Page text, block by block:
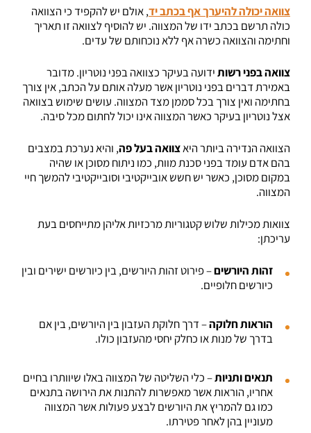
צוואה יכולה להיערך אף בכתב יד, אולם יש להקפיד כי הצוואה
כולה תרשם בכתב ידו של המצווה. יש להוסיף לצוואה זו תאריך
וחתימה והצוואה כשרה אף ללא נוכחותם של עדים.
צוואה בפני רשותידועה בעיקר כצוואה בפני נוטריון. מדובר
באמירת דברים בפני נוטריון אשר מעלה אותם על הכתב, אין צורך
בחתימה ואין צורך בכל סממן מצד המצווה. עושים שימוש בצוואה
אצל נוטריון בעיקר כאשר המצווה אינו יכול לחתום מכל סיבה.
הצוואה הנדירה ביותר היאצוואה בעל פה, והיא נערכת במצבים
בהם אדם עומד בפני סכנת מוות, כמו ניתוח מסוכן או שהיה
במקום מסוכן, כאשר יש חשש אובייקטיבי וסובייקטיבי להמשך חיי
המצווה.
צוואות מכילות שלוש קטגוריות מרכזיות אליהן מתייחסים בעת
עריכתן:
זהות היורשים– פירוט זהות היורשים, בין כיורשים ישירים ובין
כיורשים חלופיים.
הוראות חלוקה– דרך חלוקת העזבון בין היורשים, בין אם
בדרך של מנות או כחלק יחסי מהעזבון כולו.
תנאים ותניות– כלי השליטה של המצווה באלו שיוותרו בחיים
אחריו, הוראות אשר מאפשרות להתנות את הירושה בתנאים
כמו גם להמריץ את היורשים לבצע פעולות אשר המצווה
מעוניין בהן לאחר פטירתו.